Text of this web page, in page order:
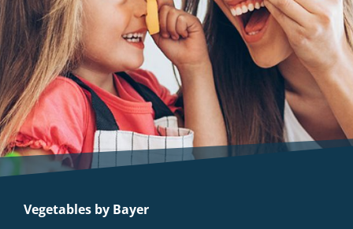
Vegetables by Bayer